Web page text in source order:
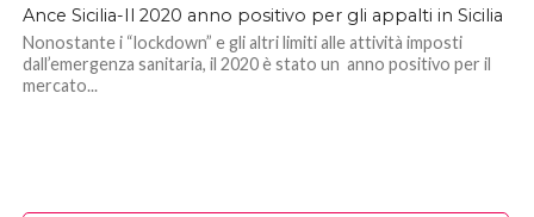
Ance Sicilia-Il 2020 anno positivo per gli appalti in Sicilia
Nonostante i “lockdown” e gli altri limiti alle attività imposti
dall’emergenza sanitaria, il 2020 è stato un anno positivo per il
mercato...